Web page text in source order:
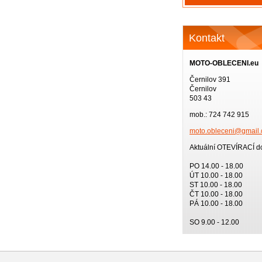
Kontakt
MOTO-OBLECENI.eu
Černilov 391
Černilov
503 43
mob.: 724 742 915
moto.obl eceni@gm
Aktuální OTEVÍRACÍ
PO 14.00 - 18.00
ÚT 10.00 - 18.00
ST 10.00 - 18.00
ČT 10.00 - 18.00
PÁ 10.00 - 18.00
SO 9.00 - 12.00